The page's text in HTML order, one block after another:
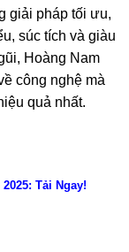
giải pháp tối ưu,
súc tích và giàu
Hoàng Nam
công nghệ mà
quả nhất.
Tải Ngay!